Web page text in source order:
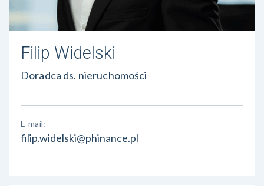
Filip Widelski
Doradca ds. nieruchomości
E-mail:
filip.widelski@phinance.pl